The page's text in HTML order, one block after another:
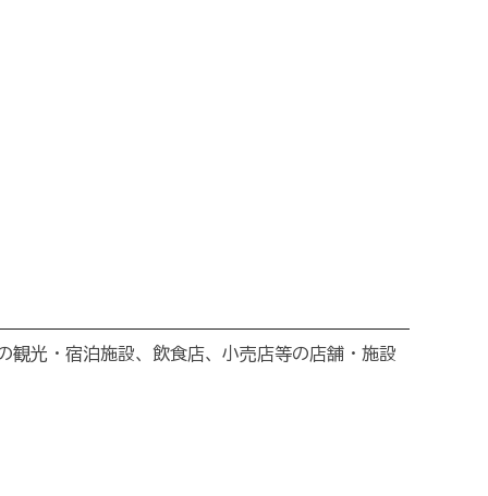
光・宿泊施設、飲食店、小売店等の店舗・施設